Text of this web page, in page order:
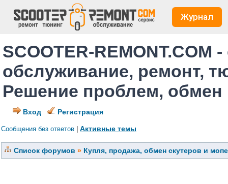
Журнал
SCOOTER-REMONT.COM
обслуживание, ремонт,
Решение проблем,
Вход Регистрация
Сообщения без ответов Активные темы
Список форумов » Купля, продажа, обмен скутеров и